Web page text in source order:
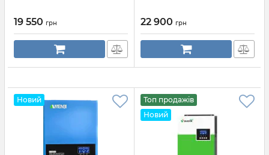
19 550 грн 22 900 грн
Новий
Топ продажів
Новий